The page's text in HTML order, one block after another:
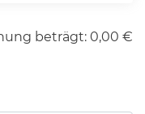
beträgt: 0,00 €